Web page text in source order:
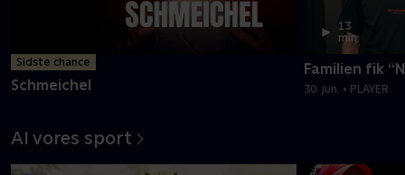
Sidste chance
Schmeichel
13
min
Familien fik
30. jun. • PLAYER
Al vores sport